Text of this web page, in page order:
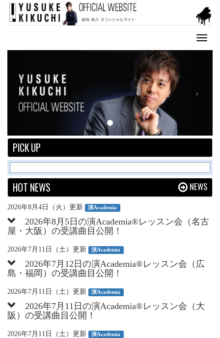
Toggle
PICK UP
HOT NEWS NEWS
2026年8月4日（火）更新 演Academia
2026年8月5日の演Academia®︎レッスン会（名古
屋・大阪）の受講曲目公開！
2026年7月11日（土）更新 演Academia
2026年7月12日の演Academia®︎レッスン会（広
島・福岡）の受講曲目公開！
2026年7月11日（土）更新 演Academia
2026年7月11日の演Academia®︎レッスン会（大
阪）の受講曲目公開！
2026年7月11日（土）更新 演Academia